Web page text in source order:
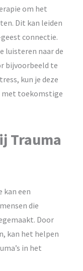
om het
Dit kan leiden
connectie.
luisteren naar de
bijvoorbeeld te
kun je deze
met toekomstige
Trauma
kan een
die
Door
kan het helpen
in het